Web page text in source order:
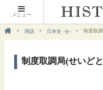
メニュー
用語 日本史 -せ- 制度取
制度取調局(せいど